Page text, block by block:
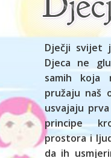
Dječji svijet
Djeca ne
samih koja
pružaju naš
usvajaju
principe
prostora i
da ih